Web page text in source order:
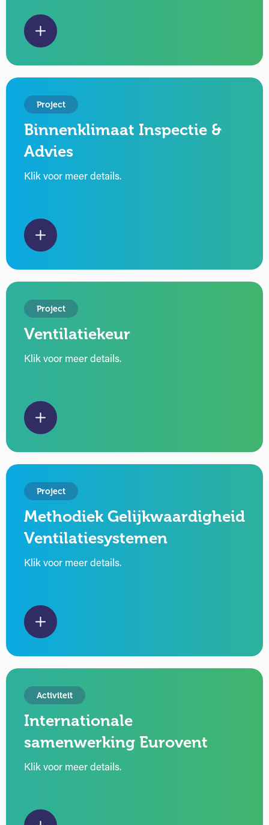
Project
Binnenklimaat Inspectie &
Advies
Klik voor meer details.
Project
Ventilatiekeur
Klik voor meer details.
Project
Methodiek Gelijkwaardigheid
Ventilatiesystemen
Klik voor meer details.
Activiteit
Internationale
samenwerking Eurovent
Klik voor meer details.